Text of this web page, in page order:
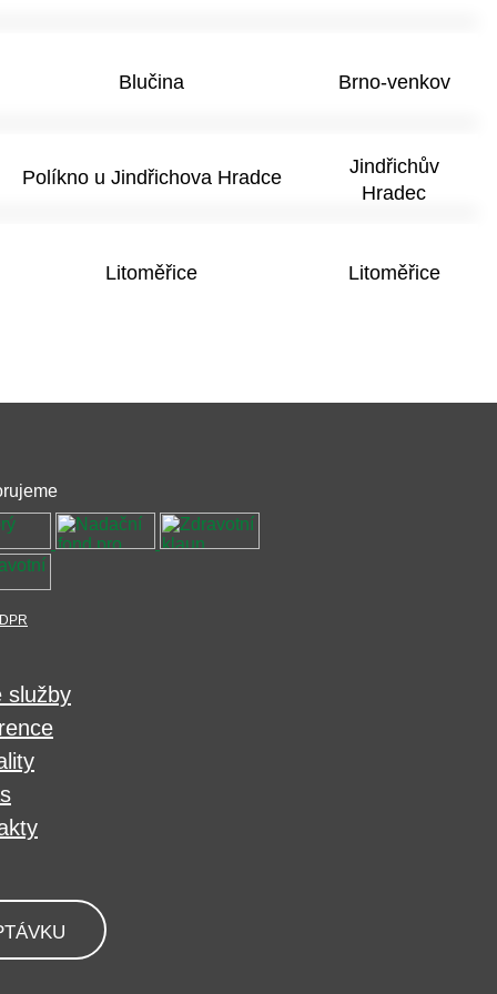
Blučina Brno-venkov
Políkno u Jindřichova Hradce
Jindřichův
Hradec
Litoměřice Litoměřice
služby